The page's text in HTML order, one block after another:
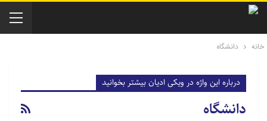
خانه دانشگاه
درباره این واژه در ویکی ادیان بیشتر بخوانید
دانشگاه